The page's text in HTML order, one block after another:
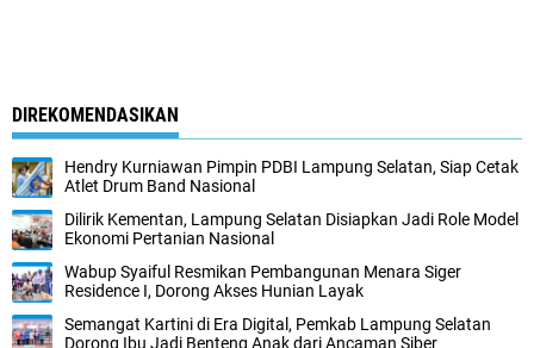
DIREKOMENDASIKAN
Hendry Kurniawan Pimpin PDBI Lampung Selatan, Siap Cetak
Atlet Drum Band Nasional
Dilirik Kementan, Lampung Selatan Disiapkan Jadi Role Model
Ekonomi Pertanian Nasional
Wabup Syaiful Resmikan Pembangunan Menara Siger
Residence I, Dorong Akses Hunian Layak
Semangat Kartini di Era Digital, Pemkab Lampung Selatan
Dorong Ibu Jadi Benteng Anak dari Ancaman Siber